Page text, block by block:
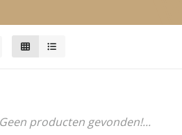
Geen producten gevonden!...